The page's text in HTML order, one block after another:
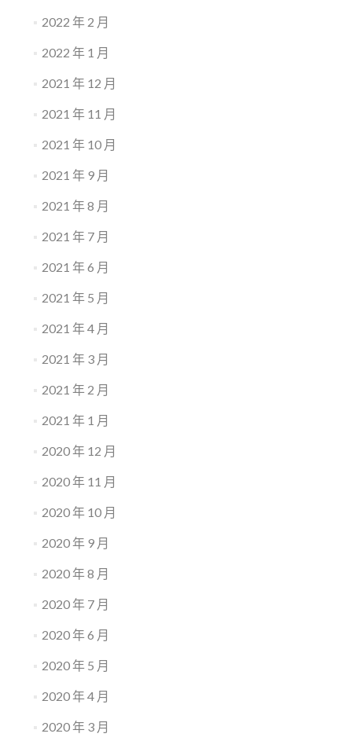
2022 年 2 月
2022 年 1 月
2021 年 12 月
2021 年 11 月
2021 年 10 月
2021 年 9 月
2021 年 8 月
2021 年 7 月
2021 年 6 月
2021 年 5 月
2021 年 4 月
2021 年 3 月
2021 年 2 月
2021 年 1 月
2020 年 12 月
2020 年 11 月
2020 年 10 月
2020 年 9 月
2020 年 8 月
2020 年 7 月
2020 年 6 月
2020 年 5 月
2020 年 4 月
2020 年 3 月